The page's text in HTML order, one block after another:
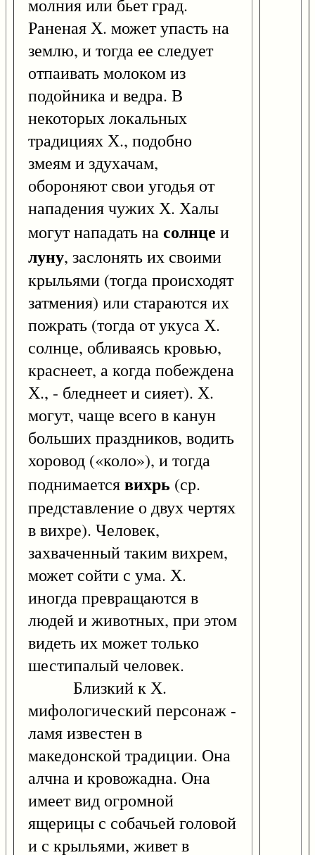
молния или бьет град.
Раненая Х. может упасть на
землю, и тогда ее следует
отпаивать молоком из
подойника и ведра. В
некоторых локальных
традициях Х., подобно
змеям и здухачам,
обороняют свои угодья от
нападения чужих Х. Халы
могут нападать насолнце и
луну, заслонять их своими
крыльями (тогда происходят
затмения) или стараются их
пожрать (тогда от укуса Х.
солнце, обливаясь кровью,
краснеет, а когда побеждена
Х., - бледнеет и сияет). Х.
могут, чаще всего в канун
больших праздников, водить
хоровод («коло»), и тогда
поднимаетсявихрь (ср.
представление о двух чертях
в вихре). Человек,
захваченный таким вихрем,
может сойти с ума. Х.
иногда превращаются в
людей и животных, при этом
видеть их может только
шестипалый человек.
Близкий к Х.
мифологический персонаж -
ламя известен в
македонской традиции. Она
алчна и кровожадна. Она
имеет вид огромной
ящерицы с собачьей головой
и с крыльями, живет в